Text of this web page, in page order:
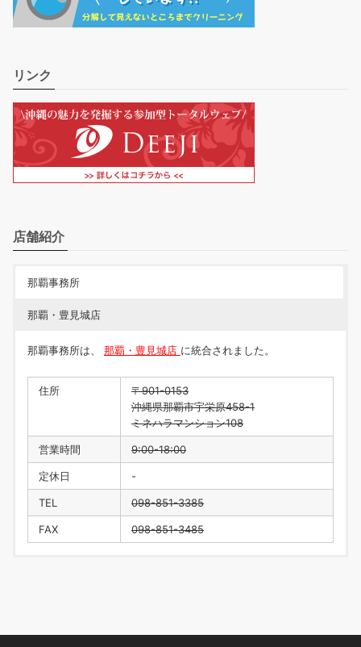
リンク
店舗紹介
那覇事務所
那覇・豊見城店
那覇事務所は、 那覇・豊見城店 に統合されました。
住所
〒901-0153
沖縄県那覇市宇栄原458-1
ミネハラマンション108
営業時間 9:00-18:00
定休日 -
TEL 098-851-3385
FAX 098-851-3485
定休日 水曜日・年末年始